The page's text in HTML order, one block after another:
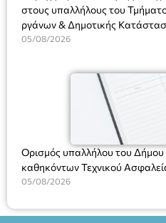
στους υπαλλήλους του
ργάνων & Δημοτικής
Υπηρεσιών για αποφάσεις,
(Ν. 5314/2026).»
05/08/2026
Ορισμός υπαλλήλου του Δήμου
καθηκόντων Τεχνικού
05/08/2026